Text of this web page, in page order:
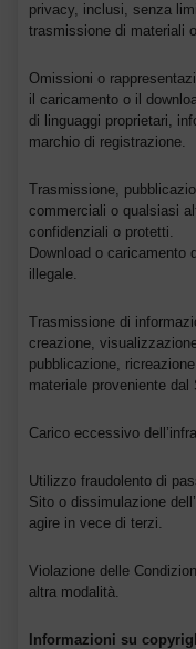
privacy, inclusi, senza
trasmissione di materiali
Omissioni o
il caricamento o il
di linguaggi proprietari,
marchio di registrazione.
Trasmissione,
commerciali o qualsiasi
confidenziali o protetti.
Download o
illegale.
Trasmissione di
creazione,
pubblicazione,
materiale proveniente dal
Carico eccessivo
Utilizzo fraudolento di
Sito o dissimulazione
agire in vece di terzi.
Violazione delle
altra modalità.
Informazioni su